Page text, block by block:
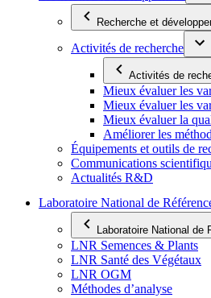
Recherche et
Activités de recherche
Activités de
Mieux évaluer les
Mieux évaluer les
Mieux évaluer la
Améliorer les
Équipements et outils de
Communications
Actualités R&D
Laboratoire National de
Laboratoire National de
LNR Semences & Plants
LNR Santé des Végétaux
LNR OGM
Méthodes d’analyse